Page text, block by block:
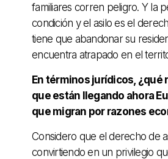
familiares corren peligro. Y la
condición y el asilo es el
tiene que abandonar su
encuentra atrapado en el
En términos jurídicos, ¿qué
que están llegando ahora
que migran por razones
Considero que el derecho de
convirtiendo en un privilegio